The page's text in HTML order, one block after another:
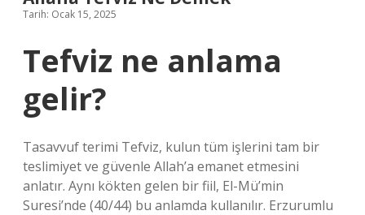
Tarih: Ocak 15, 2025
Tefviz ne anlama
gelir?
Tasavvuf terimi Tefviz, kulun tüm işlerini tam bir
teslimiyet ve güvenle Allah’a emanet etmesini
anlatır. Aynı kökten gelen bir fiil, El-Mü’min
Suresi’nde (40/44) bu anlamda kullanılır. Erzurumlu